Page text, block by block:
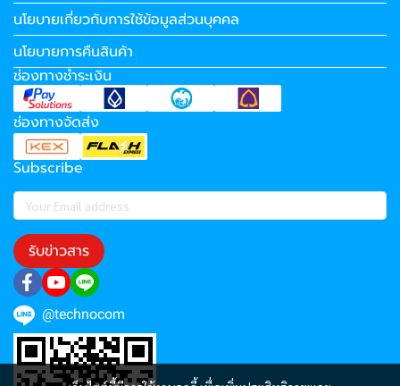
นโยบายเกี่ยวกับการใช้ข้อมูลส่วนบุคคล
นโยบายการคืนสินค้า
ช่องทางชำระเงิน
ช่องทางจัดส่ง
Subscribe
รับข่าวสาร
@technocom